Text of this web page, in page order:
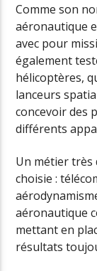
Comme son
aéronautique
avec pour
également
hélicoptères,
lanceurs
concevoir des
différents
Un métier très
choisie :
aéronautique
mettant en
résultats